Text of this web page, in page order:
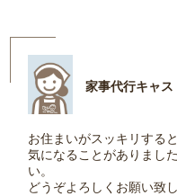
家事代行キャ
お住まいがスッキリする
気になることがありまし
い。
どうぞよろしくお願い致し